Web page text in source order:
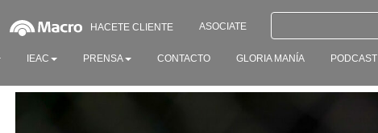
HACETE CLIENTE ASOCIATE
IEAC PRENSA CONTACTO GLORIA MANÍA PODCAST